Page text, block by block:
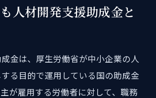
人材開発支援助成金と
金は、厚生労働省が中小企業の人
る目的で運用している国の助成金
が雇用する労働者に対して、職務